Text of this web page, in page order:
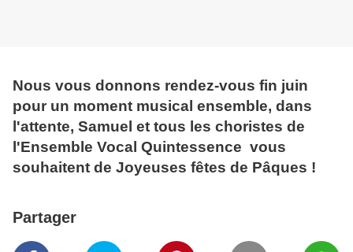
Nous vous donnons rendez-vous fin juin
pour un moment musical ensemble, dans
l'attente, Samuel et tous les choristes de
l'Ensemble Vocal Quintessence vous
souhaitent de Joyeuses fêtes de Pâques !
Partager